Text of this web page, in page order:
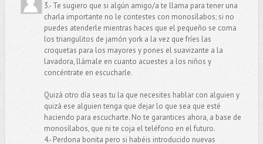
3.- Te sugiero que si algún amigo/a te llama para tener una
charla importante no le contestes con monosílabos; si no
puedes atenderle mientras haces que el pequeño se coma
los triangulitos de jamón york a la vez que fríes las
croquetas para los mayores y pones el suavizante a la
lavadora, llámale en cuanto acuestes a los niños y
concéntrate en escucharle.
Quizá otro día seas tu la que necesites hablar con alguien y
quizá ese alguien tenga que dejar lo que sea que esté
haciendo para escucharte. No te garantices ahora, a base de
monosílabos, que ni te coja el teléfono en el futuro.
4.- Perdona bonita pero si habéis introducido nuevas